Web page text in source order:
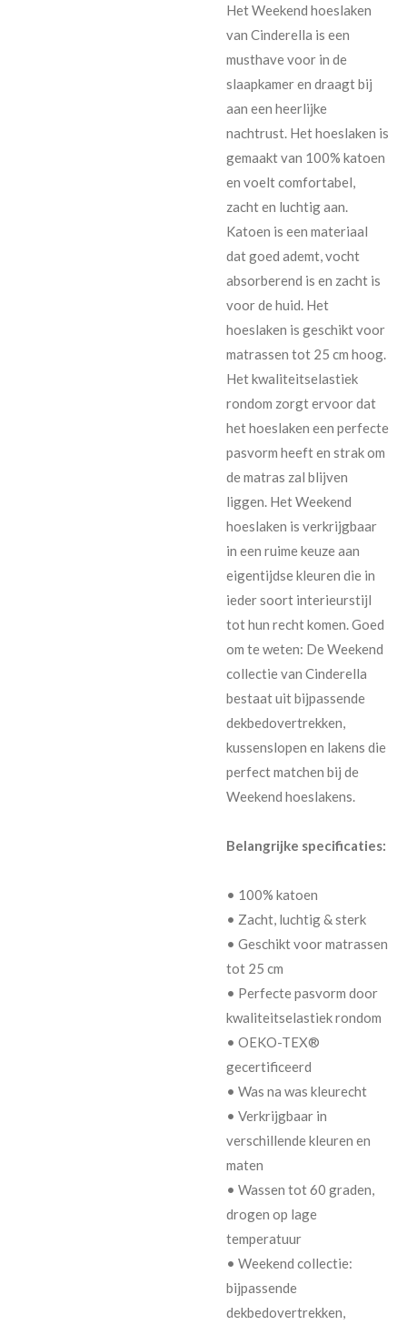
Het Weekend hoeslaken
van Cinderella is een
musthave voor in de
slaapkamer en draagt bij
aan een heerlijke
nachtrust. Het hoeslaken is
gemaakt van 100% katoen
en voelt comfortabel,
zacht en luchtig aan.
Katoen is een materiaal
dat goed ademt, vocht
absorberend is en zacht is
voor de huid. Het
hoeslaken is geschikt voor
matrassen tot 25 cm hoog.
Het kwaliteitselastiek
rondom zorgt ervoor dat
het hoeslaken een perfecte
pasvorm heeft en strak om
de matras zal blijven
liggen. Het Weekend
hoeslaken is verkrijgbaar
in een ruime keuze aan
eigentijdse kleuren die in
ieder soort interieurstijl
tot hun recht komen. Goed
om te weten: De Weekend
collectie van Cinderella
bestaat uit bijpassende
dekbedovertrekken,
kussenslopen en lakens die
perfect matchen bij de
Weekend hoeslakens.
Belangrijke specificaties:
• 100% katoen
• Zacht, luchtig & sterk
• Geschikt voor matrassen
tot 25 cm
• Perfecte pasvorm door
kwaliteitselastiek rondom
• OEKO-TEX®
gecertificeerd
• Was na was kleurecht
• Verkrijgbaar in
verschillende kleuren en
maten
• Wassen tot 60 graden,
drogen op lage
temperatuur
• Weekend collectie:
bijpassende
dekbedovertrekken,